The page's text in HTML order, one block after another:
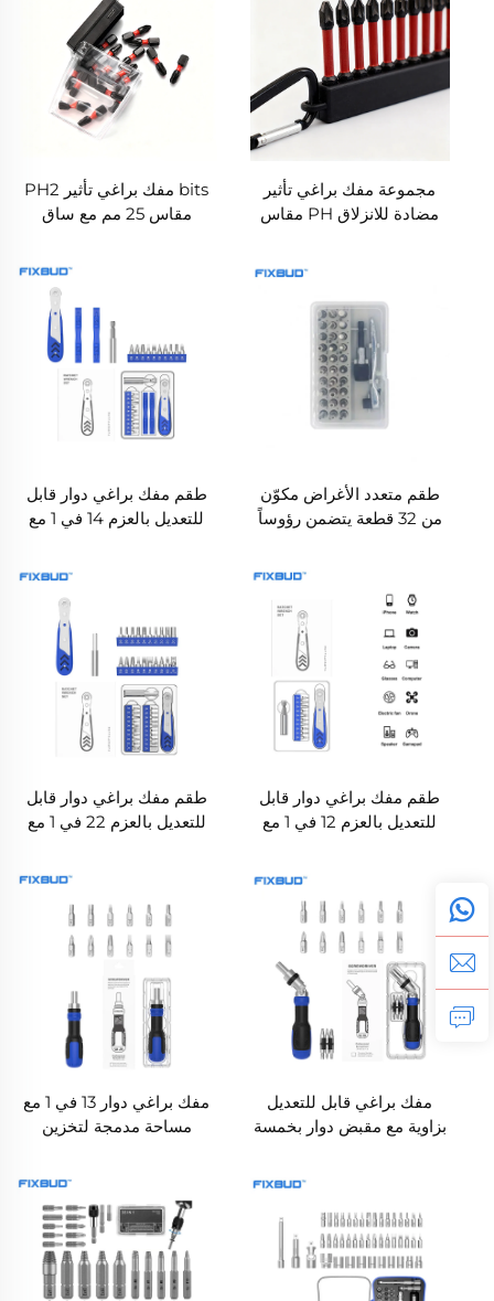
مجموعة مفك براغي تأثير
مضادة للانزلاق PH مقاس
bits مفك براغي تأثير PH2
مقاس 25 مم مع ساق
التشغيل بالتأثير والأدوات
طقم متعدد الأغراض مكوّن
من 32 قطعة يتضمن رؤوساً
طقم مفك براغي دوار قابل
للتعديل بالعزم 14 في 1 مع
طقم مفك براغي دوار قابل
للتعديل بالعزم 12 في 1 مع
طقم مفك براغي دوار قابل
للتعديل بالعزم 22 في 1 مع
مفك براغي قابل للتعديل
بزاوية مع مقبض دوار بخمسة
مفك براغي دوار 13 في 1 مع
مساحة مدمجة لتخزين